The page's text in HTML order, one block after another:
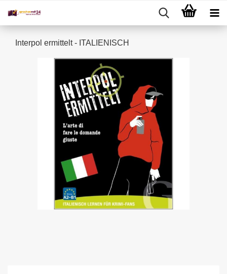
Interpol ermittelt - ITALIENISCH